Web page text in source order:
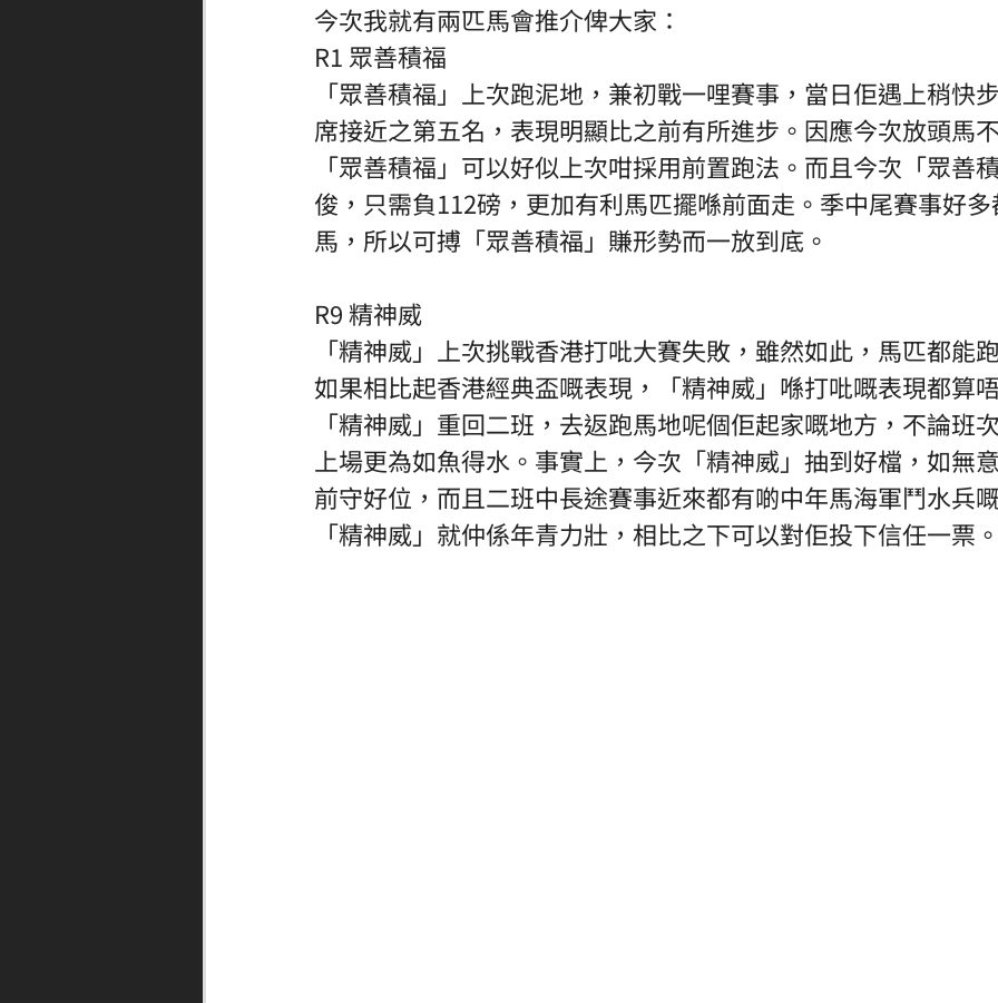
今次我就有兩匹馬會推介俾大家：
R1 眾善積福
「眾善積福」上次跑泥地，兼初戰一哩賽事，當日佢遇上稍快
席接近之第五名，表現明顯比之前有所進步。因應今次放頭馬
「眾善積福」可以好似上次咁採用前置跑法。而且今次「眾善
俊，只需負112磅，更加有利馬匹擺喺前面走。季中尾賽事好
馬，所以可搏「眾善積福」賺形勢而一放到底。
R9 精神威
「精神威」上次挑戰香港打吡大賽失敗，雖然如此，馬匹都能
如果相比起香港經典盃嘅表現，「精神威」喺打吡嘅表現都算
「精神威」重回二班，去返跑馬地呢個佢起家嘅地方，不論班
上場更為如魚得水。事實上，今次「精神威」抽到好檔，如無
前守好位，而且二班中長途賽事近來都有啲中年馬海軍鬥水兵
「精神威」就仲係年青力壯，相比之下可以對佢投下信任一票